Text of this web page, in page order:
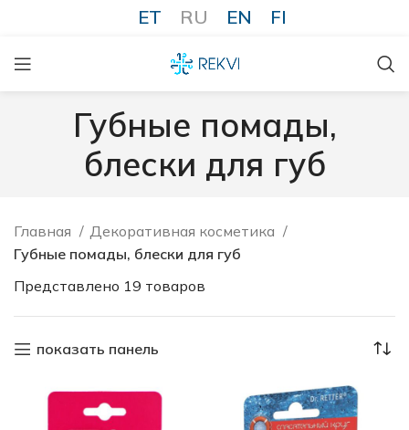
ET RU EN FI
Губные помады,
блески для губ
Главная
Декоративная косметика
Губные помады, блески для губ
Представлено 19 товаров
показать панель